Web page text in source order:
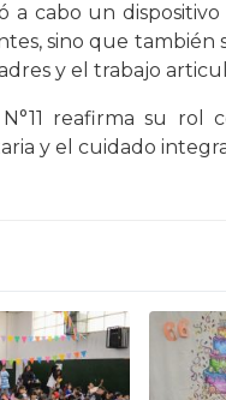
a cabo un dispositivo
sino que
y el trabajo
reafirma su
y el cuidado